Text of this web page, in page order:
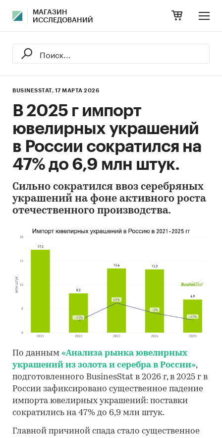
МАГАЗИН
ИССЛЕДОВАНИЙ
BUSINESSTAT, 17 МАРТА 2026
В 2025 г импорт
ювелирных украшений
в России сократился на
47% до 6,9 млн штук.
Сильно сократился ввоз серебряных
украшений на фоне активного роста
отечественного производства.
По данным «Анализа рынка ювелирных
украшений из золота и серебра в России»,
подготовленного BusinesStat в 2026 г, в 2025 г в
России зафиксировано существенное падение
импорта ювелирных украшений: поставки
сократились на 47% до 6,9 млн штук.
Главной причиной спада стало существенное